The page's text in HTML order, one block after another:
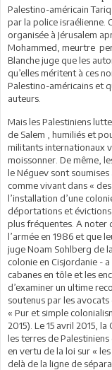
Palestino-américain
par la police israélienne.
organisée à Jérusalem
Mohammed, meurtre
Blanche juge que les
qu’elles méritent à ces
Palestino-américains et
auteurs.
Mais les Palestiniens
de Salem , humiliés et
militants internationaux
moissonner. De même,
le Néguev sont
comme vivant dans «
l’installation d’une
déportations et évictions
plus fréquentes. A noter
l’armée en 1986 et que
juge Noam Sohlberg de
colonie en Cisjordanie -
cabanes en tôle et les
d’examiner un ultime
soutenus par les
« Pur et simple
2015). Le 15 avril 2015,
les terres de Palestiniens
en vertu de la loi sur «
delà de la ligne de